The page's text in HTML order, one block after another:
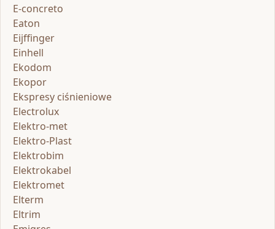
E-concreto
Eaton
Eijffinger
Einhell
Ekodom
Ekopor
Ekspresy ciśnieniowe
Electrolux
Elektro-met
Elektro-Plast
Elektrobim
Elektrokabel
Elektromet
Elterm
Eltrim